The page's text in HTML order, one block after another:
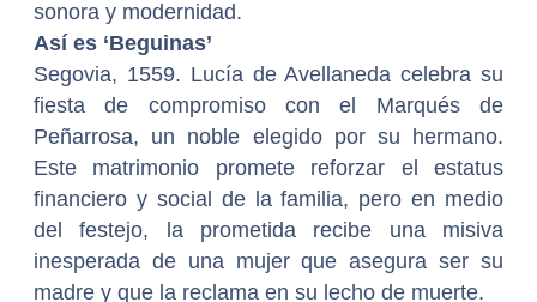
sonora y modernidad.
Así es ‘Beguinas’
Segovia, 1559. Lucía de Avellaneda celebra su
fiesta de compromiso con el Marqués de
Peñarrosa, un noble elegido por su hermano.
Este matrimonio promete reforzar el estatus
financiero y social de la familia, pero en medio
del festejo, la prometida recibe una misiva
inesperada de una mujer que asegura ser su
madre y que la reclama en su lecho de muerte.